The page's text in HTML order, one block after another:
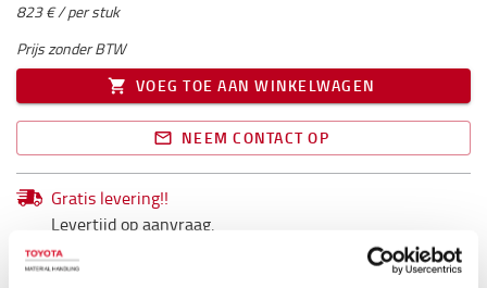
823 € / per stuk
Prijs zonder BTW
VOEG TOE AAN WINKELWAGEN
NEEM CONTACT OP
Gratis levering!!
Levertijd op aanvraag.
1 stuks volgen in back order